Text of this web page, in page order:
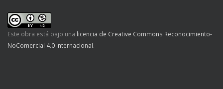
Este obra está bajo una licencia de Creative Commons Reconocimiento-
NoComercial 4.0 Internacional.